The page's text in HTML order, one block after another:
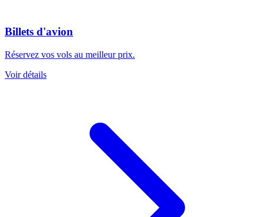
Billets d'avion
Réservez vos vols au meilleur prix.
Voir détails